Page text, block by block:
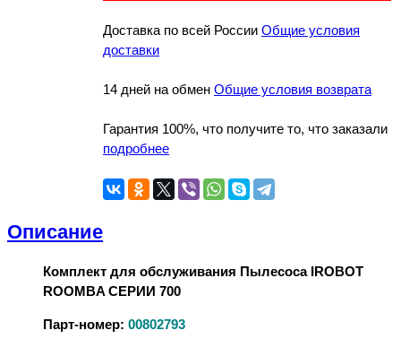
Доставка по всей России Общие условия
доставки
14 дней на обмен Общие условия возврата
Гарантия 100%, что получите то, что заказали
подробнее
Описание
Комплект для обслуживания Пылесоса IROBOT
ROOMBA СЕРИИ 700
Парт-номер: 00802793